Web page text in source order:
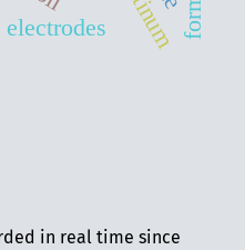
in real time since